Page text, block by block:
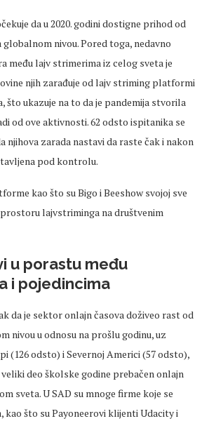
da u 2020. godini dostigne prihod od
nivou. Pored toga, nedavno
među lajv strimerima iz celog sveta je
njih zarađuje od lajv striming platformi
što ukazuje na to da je pandemija stvorila
od ove aktivnosti. 62 odsto ispitanika se
njihova zarada nastavi da raste čak i nakon
pod kontrolu.
kao što su Bigo i Beeshow svojoj sve
lajvstriminga na društvenim
u porastu među
i pojedincima
da je sektor onlajn časova doživeo rast od
nivou u odnosu na prošlu godinu, uz
(126 odsto) i Severnoj Americi (57 odsto),
deo školske godine prebačen onlajn
sveta. U SAD su mnoge firme koje se
kao što su Payoneerovi klijenti Udacity i